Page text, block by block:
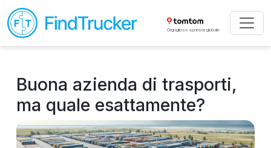
Orgoglioso sponsor globale
Buona azienda di trasporti,
ma quale esattamente?